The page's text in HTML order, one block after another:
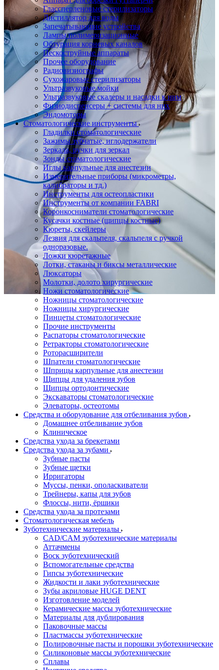
Глассперленовые стерилизаторы
Дистиллятор для воды
Запечатывающие устройства
Лампы полимеризационные
Обтурация корневых каналов
Пескоструйные аппараты
Прочее оборудование
Радиовизиографы
Сухожаровые стерилизаторы
Ультразвуковые мойки
Ультразвуковые скалеры и насадки к ним
Физиодиспенсеры + системы для них
Эндомоторы
Стоматологические инструменты
Гладилки стоматологические
Зажимы зубчатые, иглодержатели
Зеркала, ручки для зеркал
Зонды стоматологические
Иглы карпульные для анестезии
Измерительные приборы (микрометры,
калибраторы и тд.)
Инструменты для остеопластики
Инструменты от компании FABRI
Коронкосниматели стоматологические
Кусачки костные (щипцы костные)
Кюреты, скейлеры
Лезвия для скальпеля, скальпеля с ручкой
одноразовые.
Ложки кюретажные
Лотки, стаканы и биксы металлические
Люксаторы
Молотки, долото хирургические
Ножи стоматологические
Ножницы стоматологические
Ножницы хирургические
Пинцеты стоматологические
Прочие инструменты
Распаторы стоматологические
Ретракторы стоматологические
Роторасширители
Шпатели стоматологические
Шприцы карпульные для анестезии
Щипцы для удаления зубов
Щипцы ортодонтические
Экскаваторы стоматологические
Элеваторы, остеотомы
Средства и оборудование для отбеливания зубов
Домашнее отбеливание зубов
Клиническое
Средства ухода за брекетами
Средства ухода за зубами
Зубные пасты
Зубные щетки
Ирригаторы
Муссы, пенки, ополаскиватели
Трейнеры, капы для зубов
Флоссы, нити, ёршики
Средства ухода за протезами
Стоматологическая мебель
Зуботехнические материалы
CAD/CAM зуботехнические материалы
Аттачмены
Воск зуботехнический
Вспомогательные средства
Гипсы зуботехнические
Жидкости и лаки зуботехнические
Зубы акриловые HUGE DENT
Изготовление моделей
Керамические массы зуботехнические
Материалы для дублирования
Паковочные массы
Пластмассы зуботехнические
Полировочные пасты и порошки зуботехнические
Силиконовые массы зуботехнические
Сплавы